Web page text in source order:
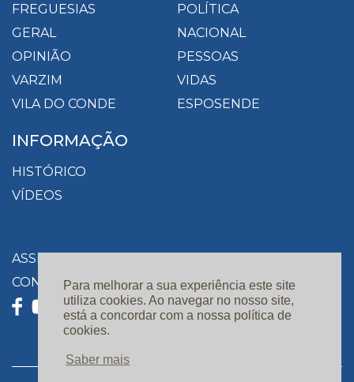
Para melhorar a sua experiência este site
utiliza cookies. Ao navegar no nosso site,
está a concordar com a nossa política de
cookies.
Saber mais
FREGUESIAS
POLÍTICA
GERAL
NACIONAL
OPINIÃO
PESSOAS
VARZIM
VIDAS
VILA DO CONDE
ESPOSENDE
INFORMAÇÃO
HISTÓRICO
VÍDEOS
ASSINATURAS
CONTACTOS